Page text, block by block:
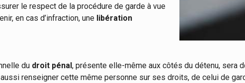
le respect de la procédure de garde à vue
en cas d’infraction, une libération
du droit pénal , présente elle-même aux côtés du détenu, sera
renseigner cette même personne sur ses droits, de celui de